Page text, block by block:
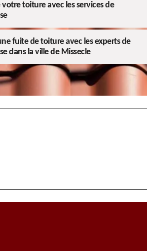
toiture avec les services de
fuite de toiture avec les experts de
dans la ville de Missecle